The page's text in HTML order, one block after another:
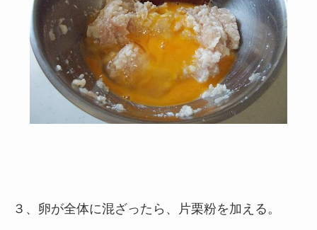
３、卵が全体に混ざったら、片栗粉を加える。